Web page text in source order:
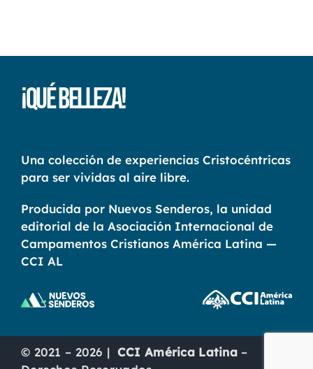
¡Qué Belleza!
Una colección de experiencias Cristocéntricas
para ser vividas al aire libre.
Producida por Nuevos Senderos, la unidad
editorial de la Asociación Internacional de
Campamentos Cristianos América Latina —
CCI AL
© 2021 – 2026 | CCI América Latina –